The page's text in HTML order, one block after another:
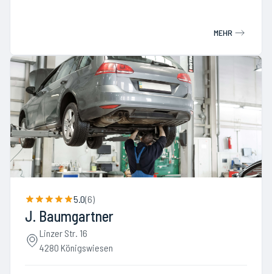
MEHR
5.0(6)
J. Baumgartner
Linzer Str. 16
4280 Königswiesen